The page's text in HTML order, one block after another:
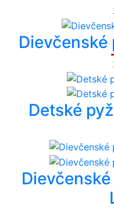
Dievčenské
Detské